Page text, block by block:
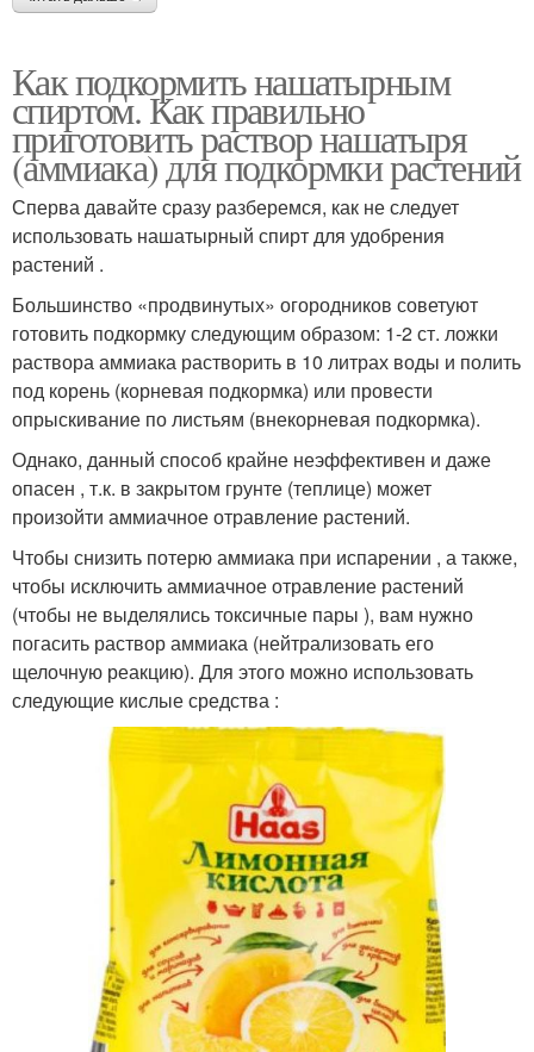
Как подкормить нашатырным
спиртом. Как правильно
приготовить раствор нашатыря
(аммиака) для подкормки растений
Сперва давайте сразу разберемся, как не следует
использовать нашатырный спирт для удобрения
растений .
Большинство «продвинутых» огородников советуют
готовить подкормку следующим образом: 1-2 ст. ложки
раствора аммиака растворить в 10 литрах воды и полить
под корень (корневая подкормка) или провести
опрыскивание по листьям (внекорневая подкормка).
Однако, данный способ крайне неэффективен и даже
опасен , т.к. в закрытом грунте (теплице) может
произойти аммиачное отравление растений.
Чтобы снизить потерю аммиака при испарении , а также,
чтобы исключить аммиачное отравление растений
(чтобы не выделялись токсичные пары ), вам нужно
погасить раствор аммиака (нейтрализовать его
щелочную реакцию). Для этого можно использовать
следующие кислые средства :